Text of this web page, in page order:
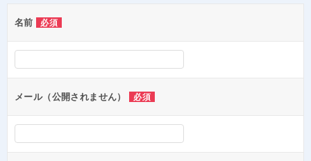
ー
シ
ョ
ン
名前 必須
メール（公開されません） 必須